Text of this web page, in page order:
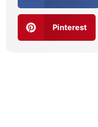
Pinterest